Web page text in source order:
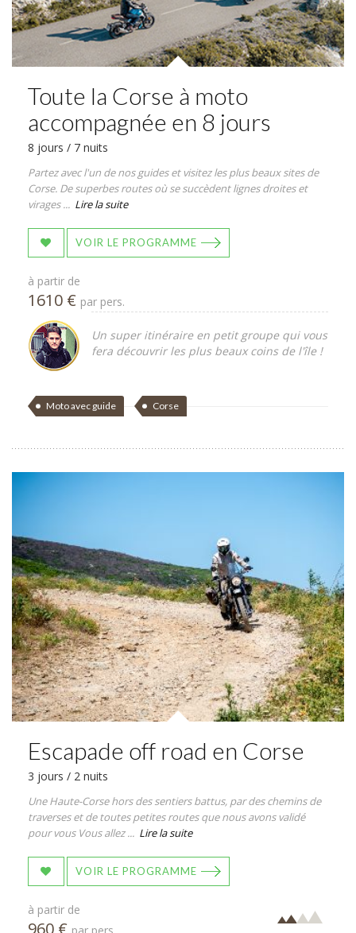
Toute la Corse à moto
accompagnée en 8 jours
8 jours / 7 nuits
Partez avec l'un de nos guides et visitez les plus beaux sites de
Corse. De superbes routes où se succèdent lignes droites et
virages ... Lire la suite
VOIR LE PROGRAMME
à partir de
1610 € par pers.
Un super itinéraire en petit groupe qui vous
fera découvrir les plus beaux coins de l'île !
Moto avec guide Corse
Escapade off road en Corse
3 jours / 2 nuits
Une Haute-Corse hors des sentiers battus, par des chemins de
traverses et de toutes petites routes que nous avons validé
pour vous Vous allez ... Lire la suite
VOIR LE PROGRAMME
à partir de